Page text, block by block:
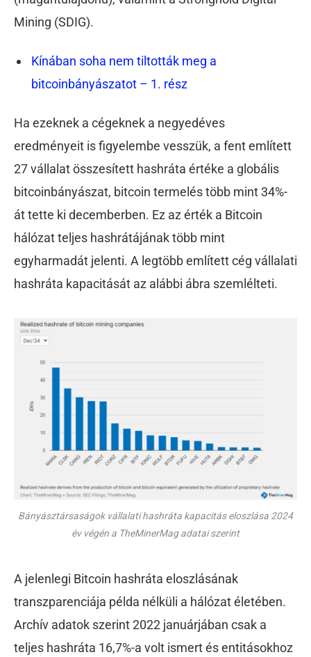
Mining (SDIG).
Kínában soha nem tiltották meg a
bitcoinbányászatot – 1. rész
Ha ezeknek a cégeknek a negyedéves
eredményeit is figyelembe vesszük, a fent említett
27 vállalat összesített hashráta értéke a globális
bitcoinbányászat, bitcoin termelés több mint 34%-
át tette ki decemberben. Ez az érték a Bitcoin
hálózat teljes hashrátájának több mint
egyharmadát jelenti. A legtöbb említett cég vállalati
hashráta kapacitását az alábbi ábra szemlélteti.
Bányásztársaságok vállalati hashráta kapacitás eloszlása 2024
év végén a TheMinerMag adatai szerint
A jelenlegi Bitcoin hashráta eloszlásának
transzparenciája példa nélküli a hálózat életében.
Archív adatok szerint 2022 januárjában csak a
teljes hashráta 16,7%-a volt ismert és entitásokhoz